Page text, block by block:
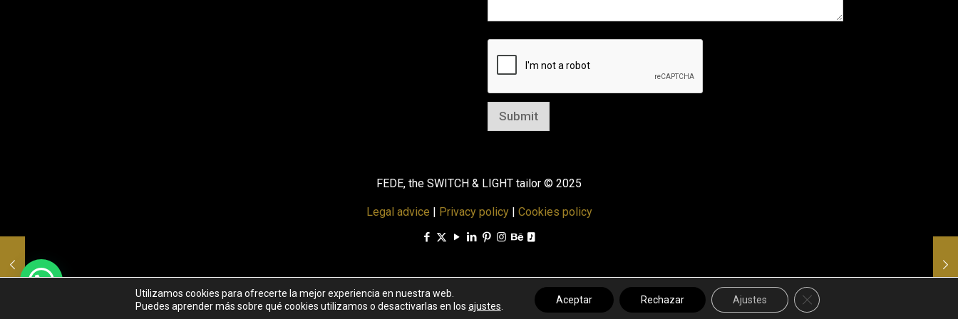
Submit
FEDE, the SWITCH & LIGHT tailor © 2025
Legal advice | Privacy policy| Cookies policy
Utilizamos cookies para ofrecerte la mejor experiencia en nuestra web.
Puedes aprender más sobre qué cookies utilizamos o desactivarlas en los ajustes
Aceptar Rechazar Ajustes Cerrar el banner de cookies RGPD